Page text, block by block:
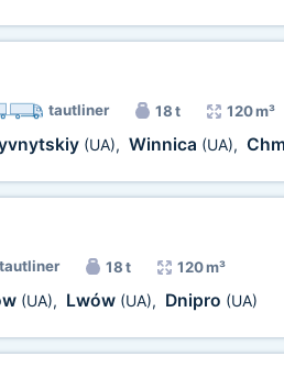
tautliner 18 t 120 m³
(UA), Winnica (UA),
tautliner 18 t 120 m³
(UA), Lwów (UA), Dnipro (UA)